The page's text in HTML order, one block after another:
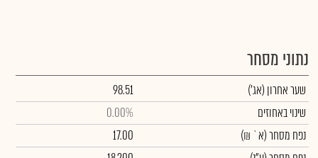
נתוני מסחר
שער אחרון (אג')
98.51
שינוי באחוזים
0.00%
נפח מסחר(א` ₪)
17.00